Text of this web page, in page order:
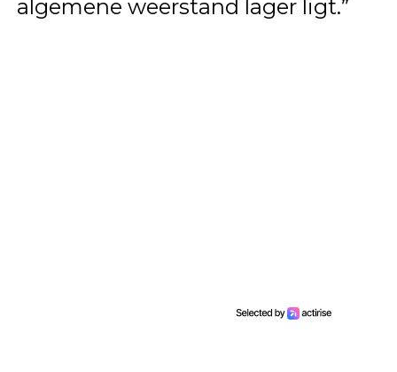
algemene weerstand lager ligt.”